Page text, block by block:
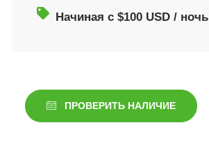
Начиная с $100 USD / ночь
ПРОВЕРИТЬ НАЛИЧИЕ